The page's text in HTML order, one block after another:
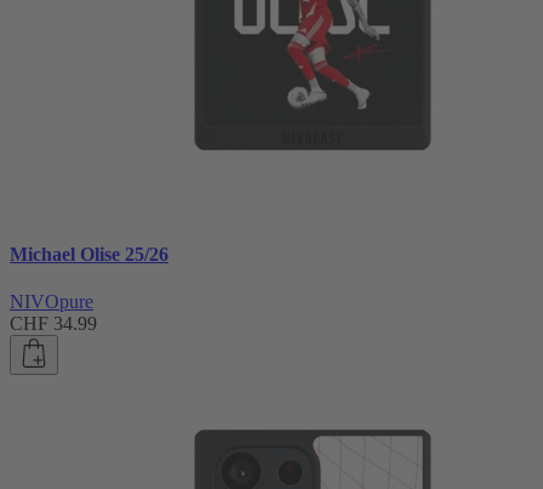
Michael Olise 25/26
NIVOpure
CHF 34.99